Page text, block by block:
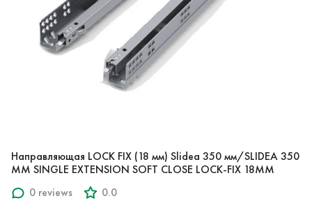
Направляющая LOCK FIX (18 мм) Slidea 350 мм/SLIDEA 350
MM SINGLE EXTENSION SOFT CLOSE LOCK-FIX 18MM
0 reviews
0.0